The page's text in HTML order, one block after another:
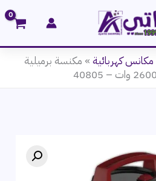
مكانس كهربائية » مكنسة برميلية